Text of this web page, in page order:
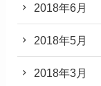
2018年6月
2018年5月
2018年3月